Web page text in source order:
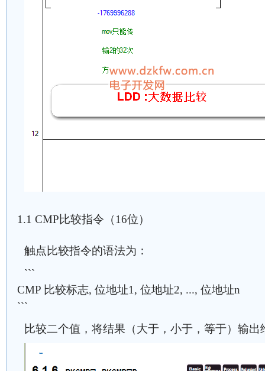
1.1 CMP比较指令（16位）
触点比较指令的语法为：
```
CMP 比较标志, 位地址1, 位地址2, ..., 位地址n
```
比较二个值，将结果（大于，小于，等于）输